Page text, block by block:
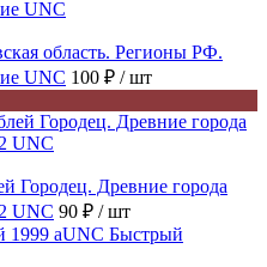
область. Регионы РФ.
UNC 100 ₽ / шт
Городец. Древние города
UNC 90 ₽ / шт
Быстрый